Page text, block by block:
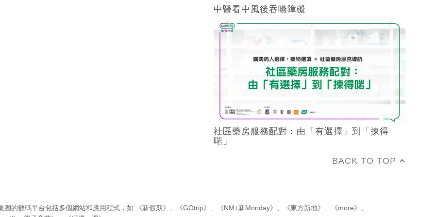
中醫看中風後吞嚥障礙
社區藥房服務配對：由「有選擇」到「揀得
啱」
BACK TO TOP
團的數碼平台包括多個網站和應用程式，如 《新假期》 、 《GOtrip》 、 《NM+新Monday》 、 《東方新地》 、 《more》 、